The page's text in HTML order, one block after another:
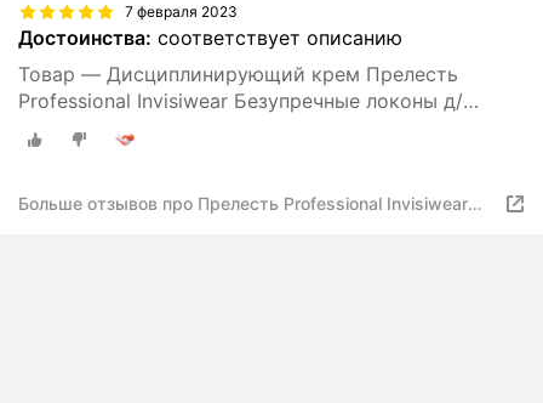
7 февраля 2023
Достоинства: соответствует описанию
Товар — Дисциплинирующий крем Прелесть
Professional Invisiwear Безупречные локоны д/
укладки кудрявых и волнистых волос, 150 мл
Больше отзывов про Прелесть Professional Invisiwear